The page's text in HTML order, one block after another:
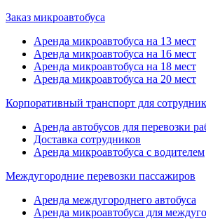
Заказ микроавтобуса
Аренда микроавтобуса на 13 мест
Аренда микроавтобуса на 16 мест
Аренда микроавтобуса на 18 мест
Аренда микроавтобуса на 20 мест
Корпоративный транспорт для
Аренда автобусов для перевозки
Доставка сотрудников
Аренда микроавтобуса с водителем
Междугородние перевозки пассажиров
Аренда междугороднего автобуса
Аренда микроавтобуса для